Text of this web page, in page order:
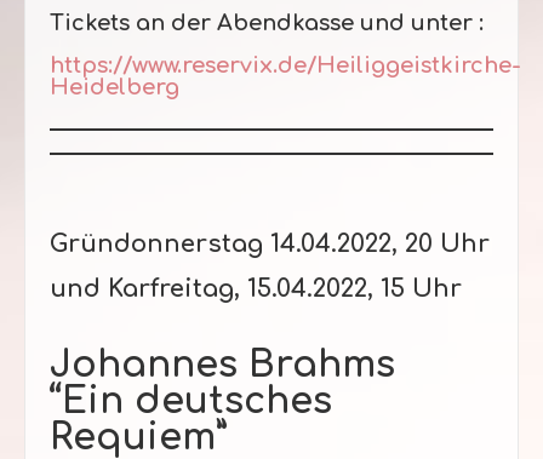
Tickets an der Abendkasse und unter :
https://www.reservix.de/Heiliggeistkirche-
Heidelberg
Gründonnerstag 14.04.2022, 20 Uhr
und Karfreitag, 15.04.2022, 15 Uhr
Johannes Brahms
“Ein deutsches
Requiem”